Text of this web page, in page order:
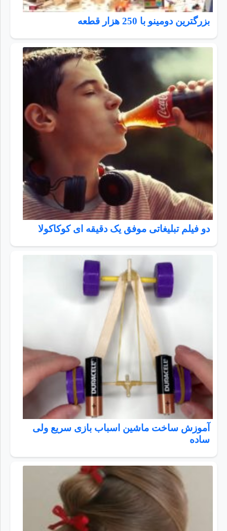
بزرگترین دومینو با 250 هزار قطعه
دو فیلم تبلیغاتی موفق یک دقیقه ای کوکاکولا
آموزش ساخت ماشین اسباب بازی سریع ولی
ساده